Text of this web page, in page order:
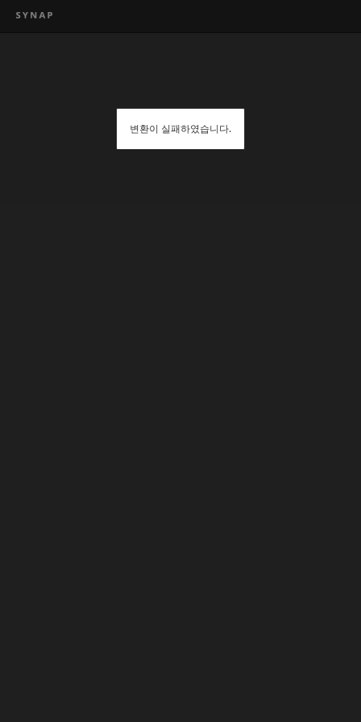
변환이 실패하였습니다.